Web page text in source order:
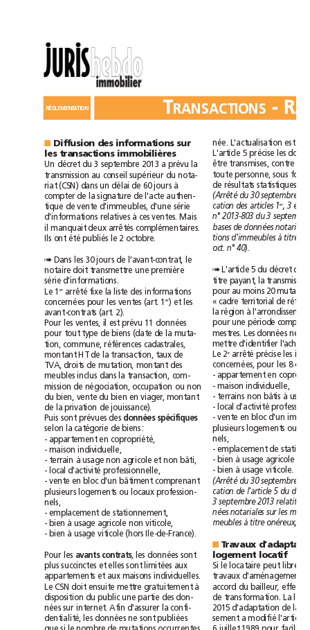
T RANSACTIONS - R
Diffusion des informations sur
les transactions immobilières
Un décret du 3septembre 2013 a prévu la
transmission
au supérieur du
nota-
riat
(CSN) dans un délai de 60 jours à
compter de la signature de l'acte
authen-
tique
de vente d'immeubles, d'une
série
d'informations
relatives à ces ventes. Mais
manquait deux arrêtés
complémentaires.
Ils
ont été publiés le 2octobre.
➠ Dans les 30 jours de l'avant-contrat, le
notaire
doit transmettre une
première
série
d'informations.
Le 1 er arrêté fixe la liste des
informations
concernées
pour les ventes (art. 1er) et
les
avant-contrats
(art.
2).
Pour
les ventes, est prévu 11
données
pour
tout type de biens (date de la
muta-
tion,
commune, références
cadastrales,
montant
de la transaction, taux
de
TVA,
droits de mutation, montant
des
meubles
inclus dans la transaction,
com-
mission
de négociation, occupation ou
non
du
bien, vente du bien en viager,
montant
de la privation de
jouissance).
Puis
sont prévues des données
spécifiques
selon la catégorie de
biens:
-
appartement en
copropriété,
-
maison
individuelle,
-
terrain à usage non agricole et non
bâti,
-
d'activité
professionnelle,
-
vente en bloc d'un bâtiment
comprenant
plusieurs
logements ou locaux
profession-
nels,
-
emplacement de
stationnement,
-
bien à usage agricole non
viticole,
-
bien à usage viticole (hors Ile-de-France).
Pour les avants contrats, les données
sont
plus
succinctes et elles sont limitées
aux
appartements
et aux maisons
individuelles.
Le
CSN doit ensuite mettre gratuitementà
disposition du public une partie des
don-
nées
sur internet. Afin d'assurer la
confi-
dentialité,
les données ne sont
publiées
née. L'actualisation
est
L'article 5 précise
les
être
transmises,
contre
toute
personne, sous
de résultats
(Arrêté du
cation des articles 1 er, 3
n°2013-803
du
bases
de données
tions d'immeublesà titre
oct. n°40).
➠ L'article 5 du décret
titre
payant, la
pour
au moins
20
«
cadre
de
la
région à
pour
une période
mestres.
Les données
ne
mettre
d'identifier
Le 2e arrêté précise
les
concernées,
pour les 8
-
appartement
en
-
maison
individuelle,
-
terrains non bâtis à
-
d'activité
- vente en bloc
d'un
plusieurs
logements
ou
nels,
-
emplacement
de
-
bien à usage agricole
-
bien à usage viticole.
(Arrêté du
cation de l'article 5 du
3septembre 2013 relatif
nées notariales sur les
meublesà titre onéreux,
■ Travaux
logement locatif
Si le locataire
peut
travaux
accord
du
bailleur,
de
transformation. La
2015
d'adaptation de la
sement a modifié
RÉGLEMENTATION